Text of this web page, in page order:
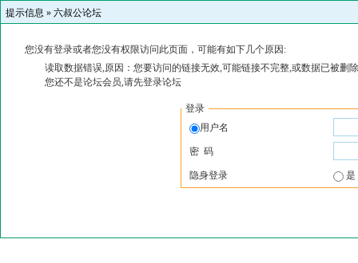
提示信息 » 六叔公论坛
您没有登录或者您没有权限访问此页面，可能有如下几个原因:
读取数据错误,原因：您要访问的链接无效,可能链接不完整,或数据已被删
您还不是论坛会员,请先登录论坛
登录
用户名
密 码
隐身登录